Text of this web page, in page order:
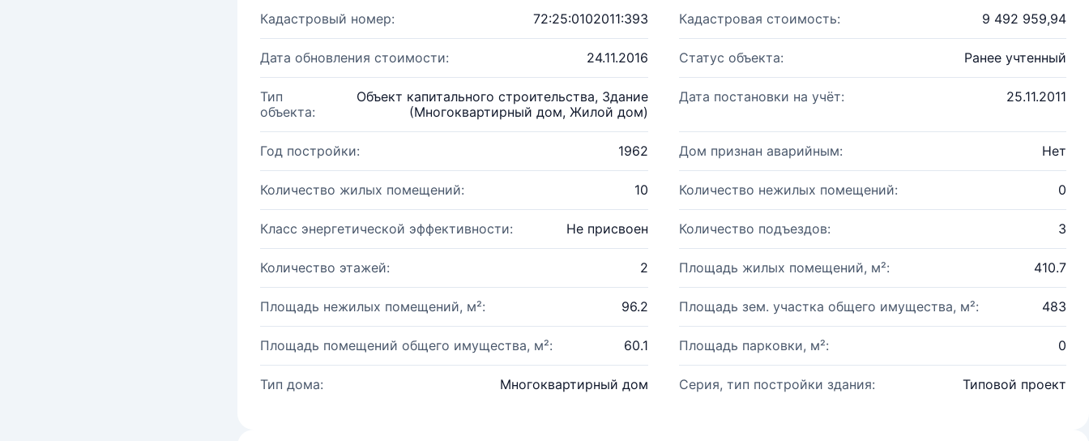
Кадастровый номер: 72:25:0102011:393 Кадастровая стоимость: 9 492 959,94
Дата обновления стоимости: 24.11.2016 Статус объекта: Ранее учтенный
Тип
объекта:
Объект капитального строительства, Здание
(Многоквартирный дом, Жилой дом)
Дата постановки на учёт: 25.11.2011
Год постройки: 1962 Дом признан аварийным: Нет
Количество жилых помещений: 10 Количество нежилых помещений: 0
Класс энергетической эффективности: Не присвоен Количество подъездов: 3
Количество этажей: 2 Площадь жилых помещений, м²: 410.7
Площадь нежилых помещений, м²: 96.2 Площадь зем. участка общего имущества, м²: 483
Площадь помещений общего имущества, м²: 60.1 Площадь парковки, м²: 0
Тип дома: Многоквартирный дом Серия, тип постройки здания: Типовой проект